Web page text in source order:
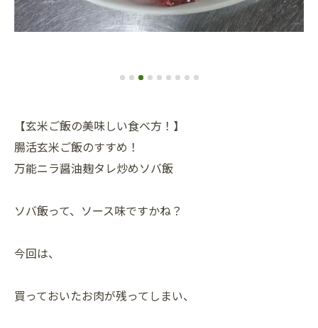
【玄米ご飯の美味しい食べ方！】
腸活玄米ご飯のすすめ！
万能ニラ醤油麹タレ炒めソバ飯
ソバ飯って、ソース味ですかね？
今回は、
買っておいたお肉が残ってしまい、